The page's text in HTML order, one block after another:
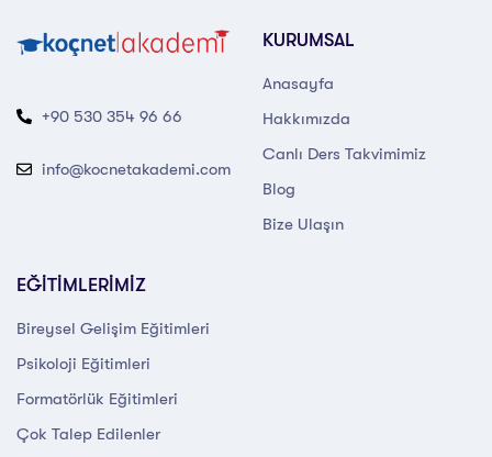
+90 530 354 96 66
info@kocnetakademi.com
KURUMSAL
Anasayfa
Hakkımızda
Canlı Ders Takvimimiz
Blog
Bize Ulaşın
EĞİTİMLERİMİZ
Bireysel Gelişim Eğitimleri
Psikoloji Eğitimleri
Formatörlük Eğitimleri
Çok Talep Edilenler